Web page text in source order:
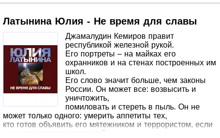
Латынина Юлия - Не время для славы
Джамалудин Кемиров правит
республикой железной рукой.
Его портреты – на майках его
охранников и на стенах построенных им
школ.
Его слово значит больше, чем законы
России. Он может все: возвысить и
уничтожить,
помиловать и стереть в пыль. Он не
может только одного: умерить аппетиты тех,
кто готов объявить его мятежником и террористом, если
он не поделится половиной